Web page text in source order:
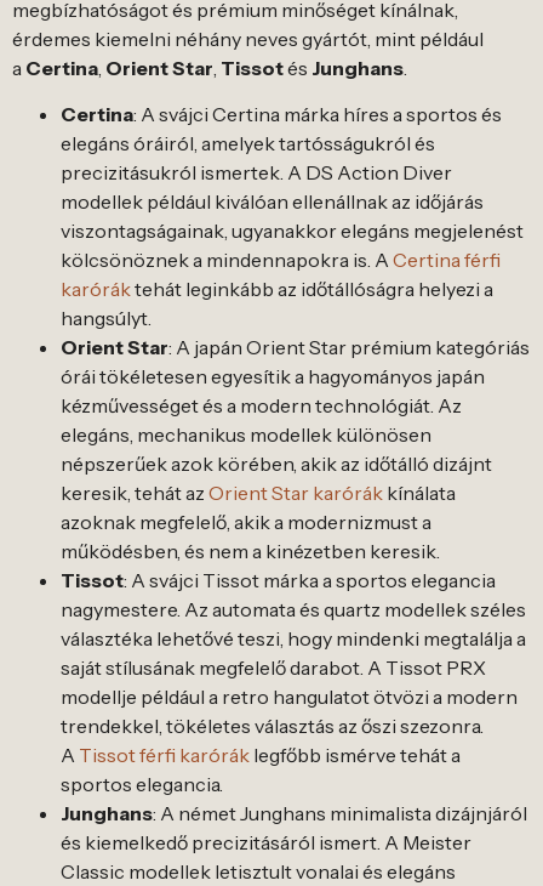
megbízhatóságot és prémium minőséget kínálnak,
érdemes kiemelni néhány neves gyártót, mint például
a Certina Orient Star Tissotés Junghans
Certina: A svájci Certina márka híres a sportos és
elegáns óráiról, amelyek tartósságukról és
precizitásukról ismertek. A DS Action Diver
modellek például kiválóan ellenállnak az időjárás
viszontagságainak, ugyanakkor elegáns megjelenést
kölcsönöznek a mindennapokra is. A Certina férfi
karóráktehát leginkább az időtállóságra helyezi a
hangsúlyt.
Orient Star: A japán Orient Star prémium kategóriás
órái tökéletesen egyesítik a hagyományos japán
kézművességet és a modern technológiát. Az
elegáns, mechanikus modellek különösen
népszerűek azok körében, akik az időtálló dizájnt
keresik, tehát az Orient Star karórák kínálata
azoknak megfelelő, akik a modernizmust a
működésben, és nem a kinézetben keresik.
Tissot: A svájci Tissot márka a sportos elegancia
nagymestere. Az automata és quartz modellek széles
választéka lehetővé teszi, hogy mindenki megtalálja a
saját stílusának megfelelő darabot. A Tissot PRX
modellje például a retro hangulatot ötvözi a modern
trendekkel, tökéletes választás az őszi szezonra.
A Tissot férfi karórák legfőbb ismérve tehát a
sportos elegancia.
Junghans: A német Junghans minimalista dizájnjáról
és kiemelkedő precizitásáról ismert. A Meister
Classic modellek letisztult vonalai és elegáns